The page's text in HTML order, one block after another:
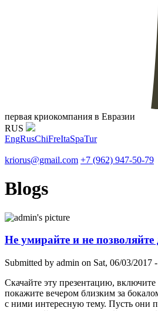
первая криокомпания в Евразии
RUS
EngRusChiFreItaSpaTur
kriorus@gmail.com +7 (962) 947-50-79
Blogs
Не умирайте и не
Submitted by admin on Sat, 06/03/2017
Скачайте эту презентацию,
покажите вечером близким за
с ними интересную тему. Пусть они